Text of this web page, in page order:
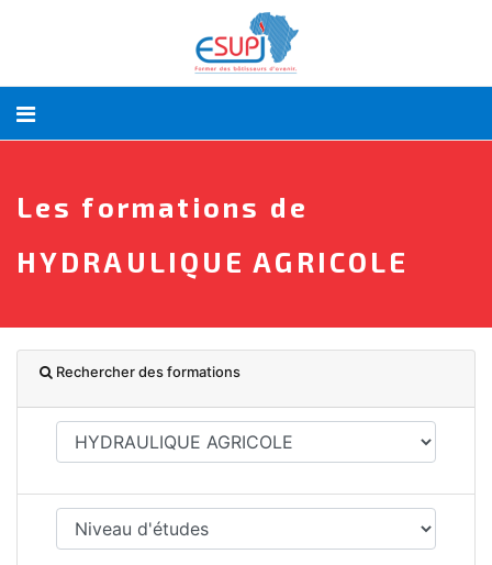
Les formations de
HYDRAULIQUE AGRICOLE
Rechercher des formations